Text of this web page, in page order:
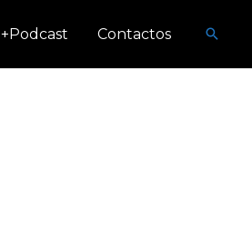
+Podcast Contactos